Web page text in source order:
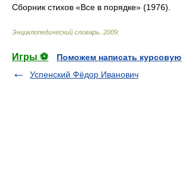
Сборник стихов «Все в порядке» (1976).
Энциклопедический словарь 2009
Игры ⚽
Поможем написать курсовую
Успенский Фёдор Иванович